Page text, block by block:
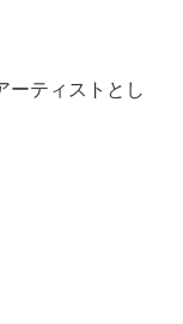
ーティストとし